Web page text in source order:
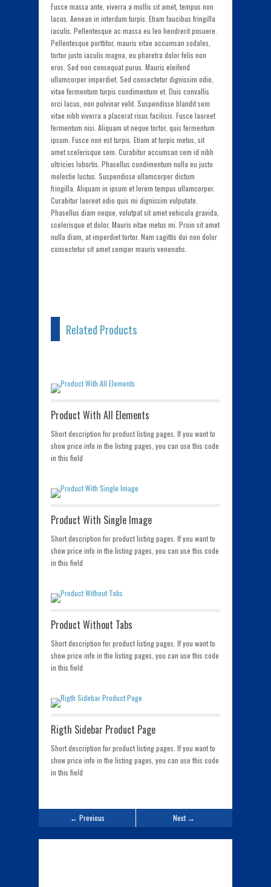
Fusce massa ante, viverra a mollis sit amet, tempus non
lacus. Aenean in interdum turpis. Etiam faucibus fringilla
iaculis. Pellentesque ac massa eu leo hendrerit posuere.
Pellentesque porttitor, mauris vitae accumsan sodales,
tortor justo iaculis magna, eu pharetra dolor felis non
eros. Sed non consequat purus. Mauris eleifend
ullamcorper imperdiet. Sed consectetur dignissim odio,
vitae fermentum turpis condimentum et. Duis convallis
orci lacus, non pulvinar velit. Suspendisse blandit sem
vitae nibh viverra a placerat risus facilisis. Fusce laoreet
fermentum nisi. Aliquam ut neque tortor, quis fermentum
ipsum. Fusce non est turpis. Etiam at turpis metus, sit
amet scelerisque sem. Curabitur accumsan sem id nibh
ultricies lobortis. Phasellus condimentum nulla eu justo
molestie luctus. Suspendisse ullamcorper dictum
fringilla. Aliquam in ipsum et lorem tempus ullamcorper.
Curabitur laoreet odio quis mi dignissim vulputate.
Phasellus diam neque, volutpat sit amet vehicula gravida,
scelerisque et dolor. Mauris vitae metus mi. Proin sit amet
nulla diam, at imperdiet tortor. Nam sagittis dui non dolor
consectetur sit amet semper mauris venenatis.
Related Products
Product With All Elements
Short description for product listing pages. If you want to
show price info in the listing pages, you can use this code
in this field
Product With Single Image
Short description for product listing pages. If you want to
show price info in the listing pages, you can use this code
in this field
Product Without Tabs
Short description for product listing pages. If you want to
show price info in the listing pages, you can use this code
in this field
Rigth Sidebar Product Page
Short description for product listing pages. If you want to
show price info in the listing pages, you can use this code
in this field
← Previous Next →